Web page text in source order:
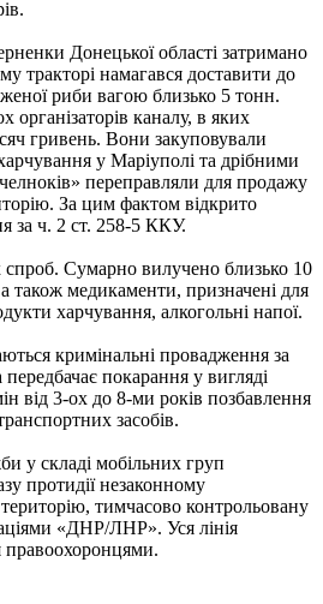
Донецької області затримано
тракторі намагався доставити до
риби вагою близько 5 тонн.
організаторів каналу, в яких
гривень. Вони закуповували
у Маріуполі та дрібними
переправляли для продажу
За цим фактом відкрито
за ч. 2 ст. 258-5 ККУ.
Сумарно вилучено близько 10
також медикаменти, призначені для
харчування, алкогольні напої.
кримінальні провадження за
покарання у вигляді
від 3-ох до 8-ми років позбавлення
засобів.
у складі мобільних груп
протидії незаконному
тимчасово контрольовану
«ДНР/ЛНР». Уся лінія
правоохоронцями.